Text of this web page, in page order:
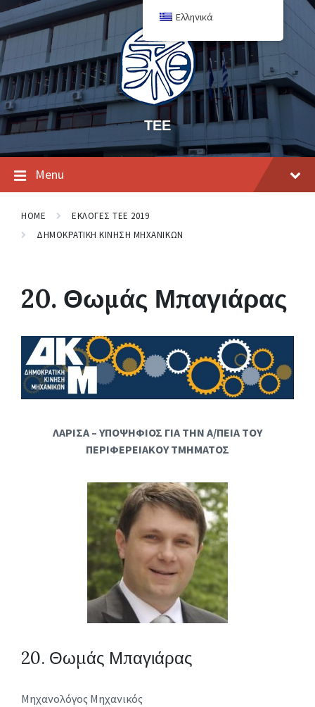
ΤΕΕ
Menu
HOME
ΕΚΛΟΓΕΣ ΤΕΕ 2019
ΔΗΜΟΚΡΑΤΙΚΗ ΚΙΝΗΣΗ ΜΗΧΑΝΙΚΩΝ
20. Θωμάς Μπαγιάρας
ΛΑΡΙΣΑ – ΥΠΟΨΗΦΙΟΣ ΓΙΑ ΤΗΝ Α/ΠΕΙΑ ΤΟΥ
ΠΕΡΙΦΕΡΕΙΑΚΟΥ ΤΜΗΜΑΤΟΣ
20. Θωμάς Μπαγιάρας
Μηχανολόγος Μηχανικός
Ελληνικά